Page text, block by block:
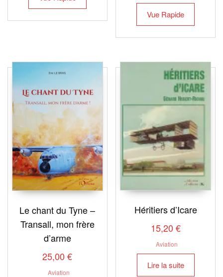
Vue Rapide
Le chant du Tyne –
Transall, mon frère
d’arme
25,00€
Aviation
Héritiers d’Icare
15,20 €
Aviation
Lire la suite